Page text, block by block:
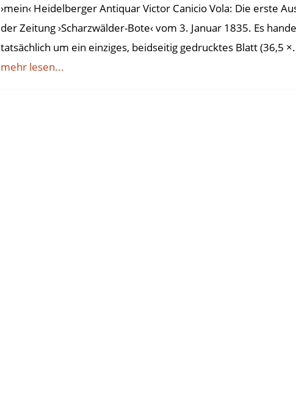
›mein‹ Heidelberger Antiquar Victor Canicio Vola: Die erste
der Zeitung ›Scharzwälder-Bote‹ vom 3. Januar 1835. Es
tatsächlich um ein einziges, beidseitig gedrucktes Blatt (36,5
mehr lesen...